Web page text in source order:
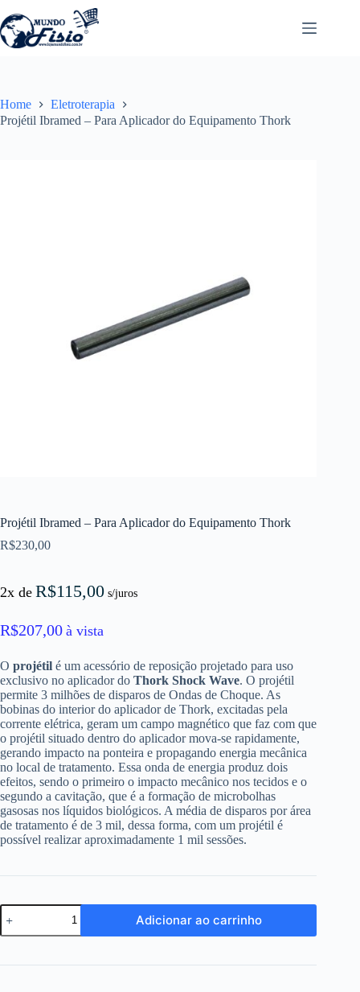
para
o
conteúdo
Home
Eletroterapia
Projétil Ibramed – Para Aplicador do Equipamento Thork
Projétil Ibramed – Para Aplicador do Equipamento Thork
R$230,00
2x de R$115,00 s/juros
R$207,00 à vista
O projétil é um acessório de reposição projetado para uso
exclusivo no aplicador do Thork Shock Wave. O projétil
permite 3 milhões de disparos de Ondas de Choque. As
bobinas do interior do aplicador de Thork, excitadas pela
corrente elétrica, geram um campo magnético que faz com que
o projétil situado dentro do aplicador mova-se rapidamente,
gerando impacto na ponteira e propagando energia mecânica
no local de tratamento. Essa onda de energia produz dois
efeitos, sendo o primeiro o impacto mecânico nos tecidos e o
segundo a cavitação, que é a formação de microbolhas
gasosas nos líquidos biológicos. A média de disparos por área
de tratamento é de 3 mil, dessa forma, com um projétil é
possível realizar aproximadamente 1 mil sessões.
Projétil
Ibramed
-
Aplicador
Adicionar ao carrinho